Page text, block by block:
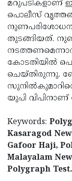
മറുപടികളാണ്
പൊലീസ്
തുടങ്ങിയത്.
കോടതിയില്‍
ചെയ്തിരുന്നു.
യുപി
Keywords:
Kasaragod
Gafoor Haji,
Malayalam
Polygraph Test.